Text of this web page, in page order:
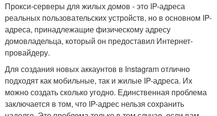
Прокси-серверы для жилых домов - это IP-адреса
реальных пользовательских устройств, но в основном IP-
адреса, принадлежащие физическому адресу
домовладельца, который он предоставил Интернет-
провайдеру.
Для создания новых аккаунтов в Instagram отлично
подходят как мобильные, так и жилые IP-адреса. Их
можно создать сколько угодно. Единственная проблема
заключается в том, что IP-адрес нельзя сохранить